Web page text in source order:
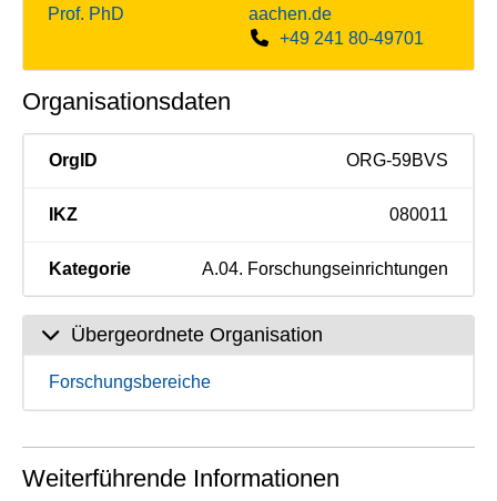
Prof. PhD
aachen.de
+49 241 80-49701
Organisationsdaten
OrgID ORG-59BVS
IKZ 080011
Kategorie A.04. Forschungseinrichtungen
Übergeordnete Organisation
Forschungsbereiche
Weiterführende Informationen